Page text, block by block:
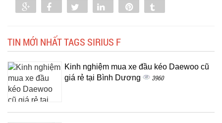
Share Share Tweet Share
TIN MỚI NHẤT TAGS SIRIUS F
Kinh nghiệm mua xe đầu kéo Daewoo cũ
giá rẻ tại Bình Dương
3960